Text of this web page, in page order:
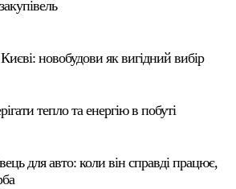
новобудови як вигідний вибір
тепло та енергію в побуті
для авто: коли він справді працює,